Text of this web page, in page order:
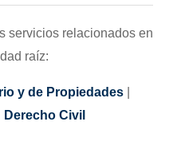
servicios relacionados en
raíz:
y de Propiedades|
Civil